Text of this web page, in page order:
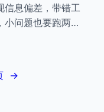
信息偏差，带错工
小问题也要跑两…
→